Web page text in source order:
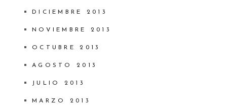
DICIEMBRE 2013
NOVIEMBRE 2013
OCTUBRE 2013
AGOSTO 2013
JULIO 2013
MARZO 2013